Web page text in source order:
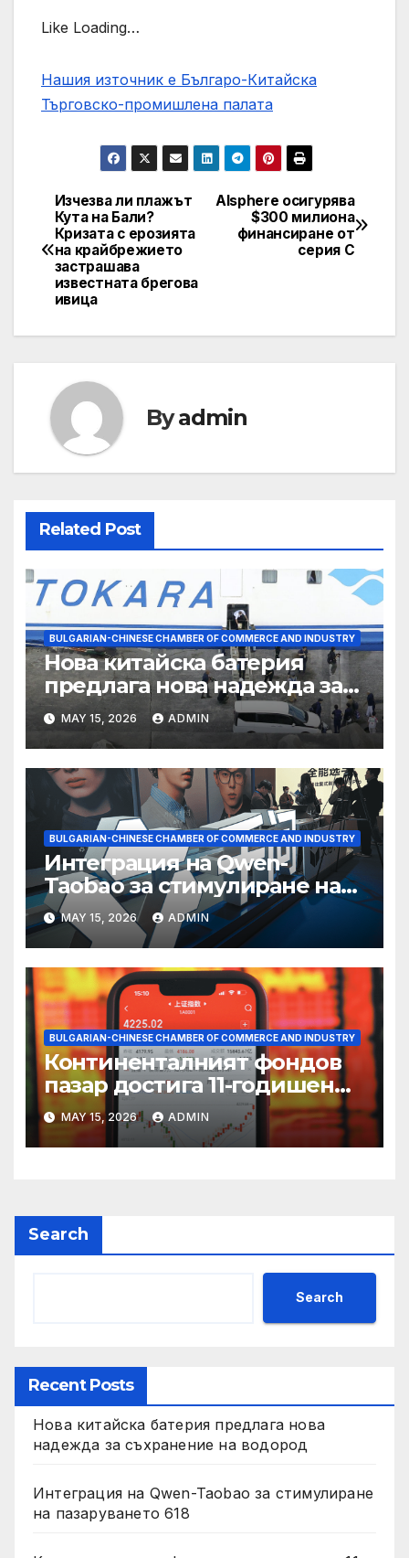
Like Loading…
Нашия източник е Българо-Китайска
Търговско-промишлена палaта
Post
navigation
AIsphere осигурява
$300 милиона
финансиране от
серия C
Изчезва ли плажът
Кута на Бали?
Кризата с ерозията
на крайбрежието
застрашава
известната брегова
ивица
Byadmin
Related Post
BULGARIAN-CHINESE CHAMBER OF COMMERCE AND INDUSTRY
Нова китайска батерия
предлага нова надежда за
съхранение на водород
MAY 15, 2026 ADMIN
BULGARIAN-CHINESE CHAMBER OF COMMERCE AND INDUSTRY
Интеграция на Qwen-
Taobao за стимулиране на
пазаруването 618
MAY 15, 2026 ADMIN
BULGARIAN-CHINESE CHAMBER OF COMMERCE AND INDUSTRY
Континенталният фондов
пазар достига 11-годишен
връх
MAY 15, 2026 ADMIN
Search
Search
Recent Posts
Нова китайска батерия предлага нова
надежда за съхранение на водород
Интеграция на Qwen-Taobao за стимулиране
на пазаруването 618